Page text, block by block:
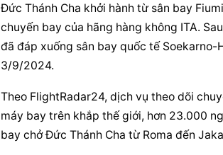
Đức Thánh Cha khởi hành từ sân bay
chuyến bay của hãng hàng không ITA.
đã đáp xuống sân bay quốc tế Soekarno-
3/9/2024.
Theo FlightRadar24, dịch vụ theo dõi
máy bay trên khắp thế giới, hơn 23.000
bay chở Đức Thánh Cha từ Roma đến